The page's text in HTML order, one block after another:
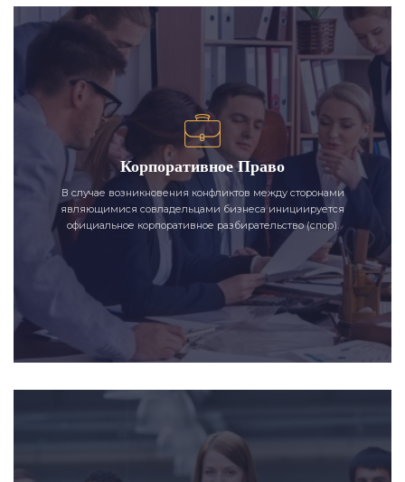
Корпоративное Право
В случае возникновения конфликтов между сторонами
являющимися совладельцами бизнеса инициируется
официальное корпоративное разбирательство (спор).